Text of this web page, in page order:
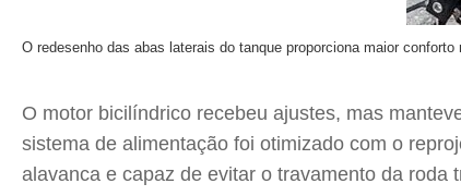
O redesenho das abas laterais do tanque proporciona maior conforto
O motor bicilíndrico recebeu ajustes, mas
sistema de alimentação foi otimizado com o
alavanca e capaz de evitar o travamento da roda